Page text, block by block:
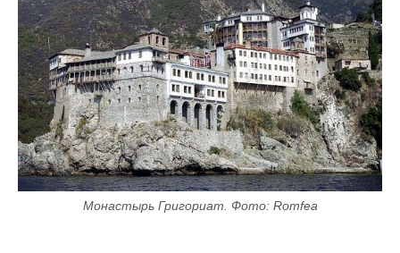
Монастырь Григориат. Фото: Romfea